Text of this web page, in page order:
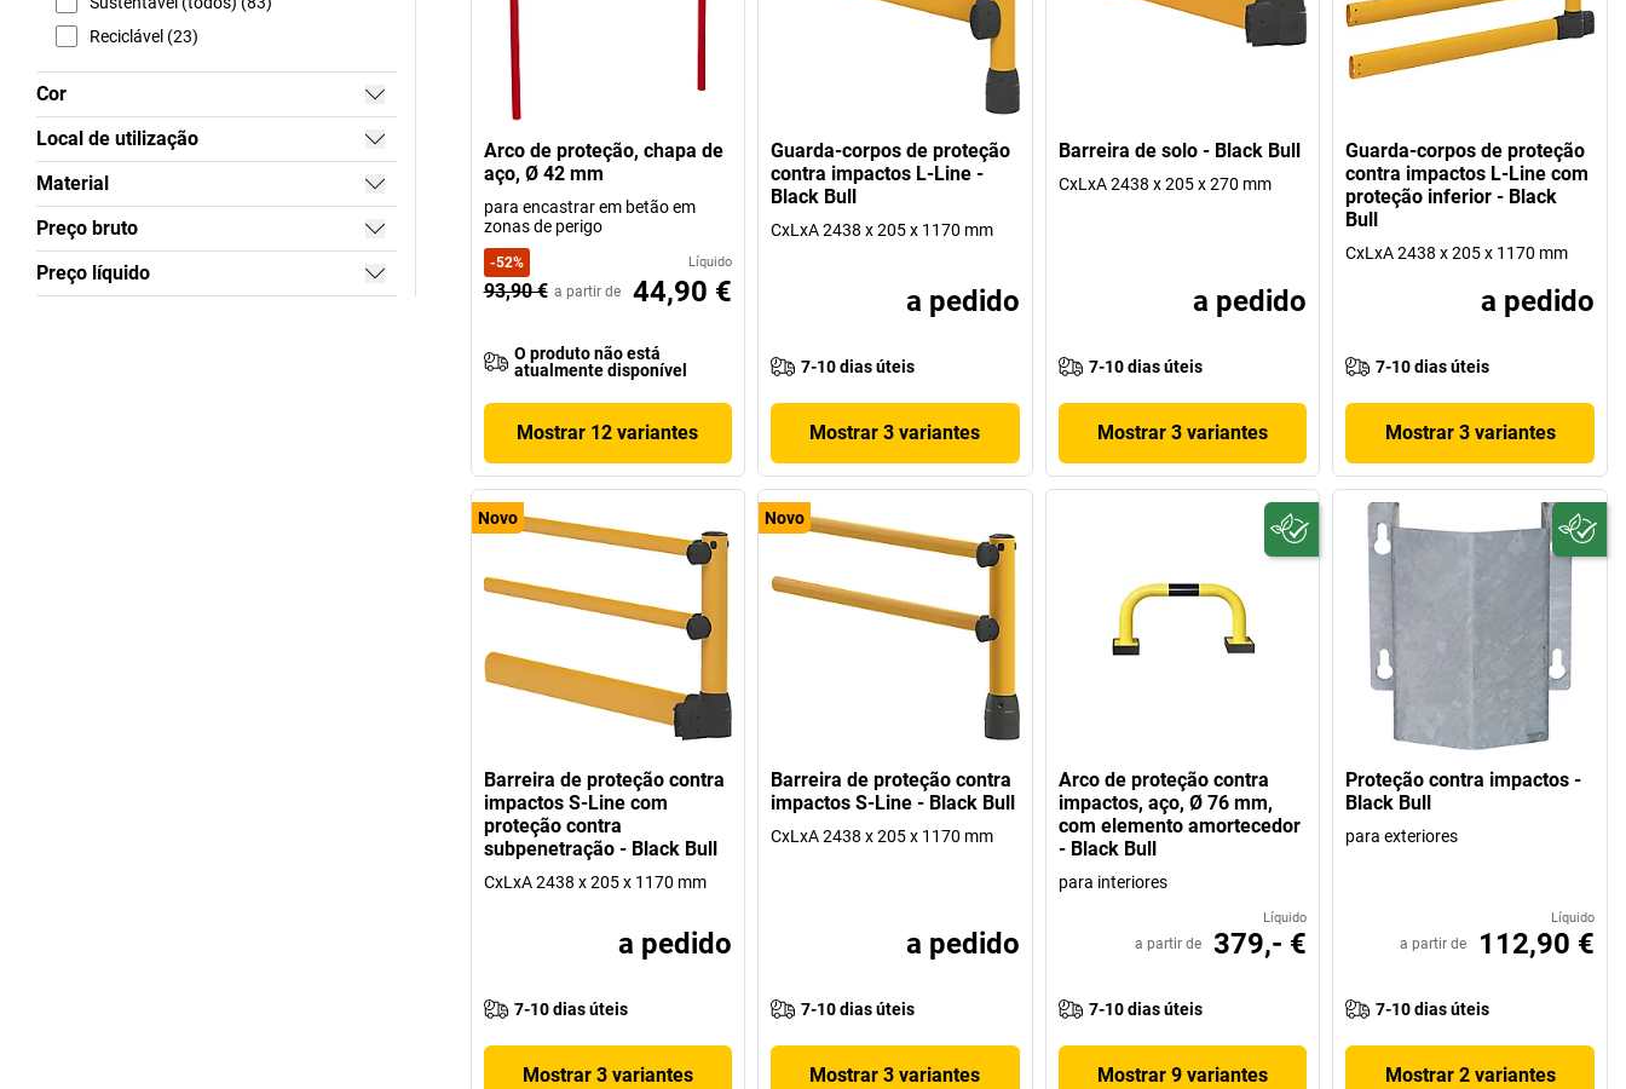
Reciclável (23)
Cor
Local de utilização
Material
Preço bruto
Preço líquido
Arco de proteção, chapa de
aço, Ø 42 mm
para encastrar em betão em
zonas de perigo
-52% Líquido
93,90 € a partir de 44,90 €
O produto não está
atualmente disponível
Mostrar 12 variantes
Guarda-corpos de proteção
contra impactos L-Line -
Black Bull
CxLxA 2438 x 205 x 1170 mm
a pedido
7-10 dias úteis
Mostrar 3 variantes
Barreira de solo - Black Bull
CxLxA 2438 x 205 x 270 mm
a pedido
7-10 dias úteis
Mostrar 3 variantes
Guarda-corpos de proteção
contra impactos L-Line com
proteção inferior - Black
Bull
CxLxA 2438 x 205 x 1170 mm
a pedido
7-10 dias úteis
Mostrar 3 variantes
Novo
Barreira de proteção contra
impactos S-Line com
proteção contra
subpenetração - Black Bull
CxLxA 2438 x 205 x 1170 mm
a pedido
7-10 dias úteis
Mostrar 3 variantes
Novo
Barreira de proteção contra
impactos S-Line - Black Bull
CxLxA 2438 x 205 x 1170 mm
a pedido
7-10 dias úteis
Mostrar 3 variantes
Arco de proteção contra
impactos, aço, Ø 76 mm,
com elemento amortecedor
- Black Bull
para interiores
Líquido
a partir de 379,- €
7-10 dias úteis
Mostrar 9 variantes
Proteção contra impactos -
Black Bull
para exteriores
Líquido
a partir de 112,90 €
7-10 dias úteis
Mostrar 2 variantes